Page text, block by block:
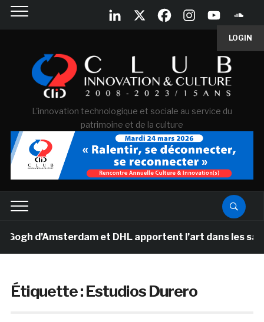
LOGIN
L'innovation technologique et sociale au service du
patrimoine et de la culture
d’Amsterdam et DHL apportent l’art dans les salles
Étiquette :Estudios Durero